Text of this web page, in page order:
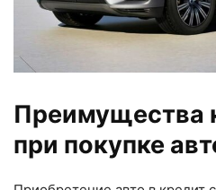
Преимущества
при покупке